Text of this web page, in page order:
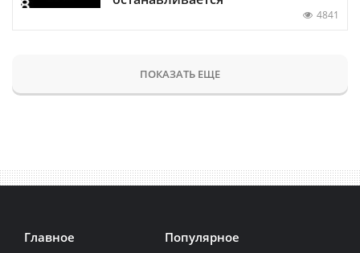
4841
ПОКАЗАТЬ ЕЩЕ
Главное Популярное